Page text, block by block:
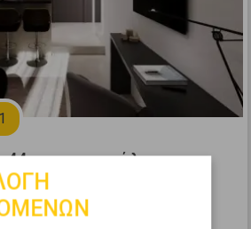
44τ.μ. προς πώληση
ΚΕΝΤΡΟ - ΑΝΑΛΗΨΗ
4 (4ος)